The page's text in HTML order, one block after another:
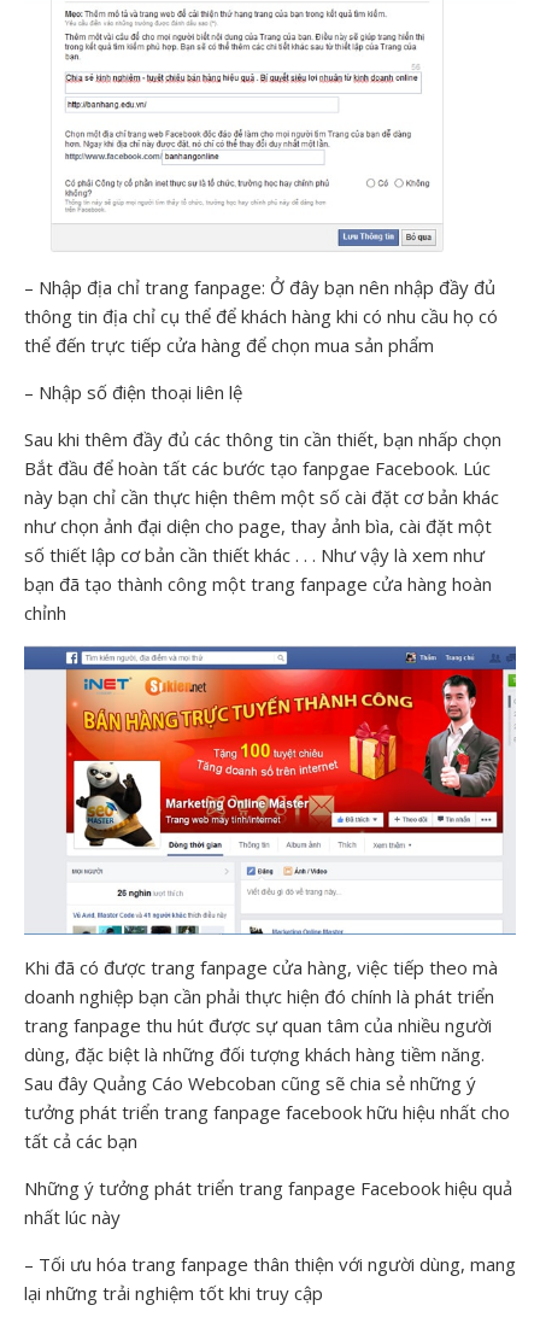
– Nhập địa chỉ trang fanpage: Ở đây bạn nên nhập đầy đủ
thông tin địa chỉ cụ thể để khách hàng khi có nhu cầu họ có
thể đến trực tiếp cửa hàng để chọn mua sản phẩm
– Nhập số điện thoại liên lệ
Sau khi thêm đầy đủ các thông tin cần thiết, bạn nhấp chọn
Bắt đầu để hoàn tất các bước tạo fanpgae Facebook. Lúc
này bạn chỉ cần thực hiện thêm một số cài đặt cơ bản khác
như chọn ảnh đại diện cho page, thay ảnh bìa, cài đặt một
số thiết lập cơ bản cần thiết khác . . . Như vậy là xem như
bạn đã tạo thành công một trang fanpage cửa hàng hoàn
chỉnh
Khi đã có được trang fanpage cửa hàng, việc tiếp theo mà
doanh nghiệp bạn cần phải thực hiện đó chính là phát triển
trang fanpage thu hút được sự quan tâm của nhiều người
dùng, đặc biệt là những đối tượng khách hàng tiềm năng.
Sau đây Quảng Cáo Webcoban cũng sẽ chia sẻ những ý
tưởng phát triển trang fanpage facebook hữu hiệu nhất cho
tất cả các bạn
Những ý tưởng phát triển trang fanpage Facebook hiệu quả
nhất lúc này
– Tối ưu hóa trang fanpage thân thiện với người dùng, mang
lại những trải nghiệm tốt khi truy cập